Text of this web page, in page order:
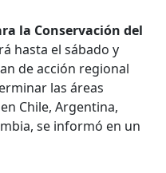
la Conservación del
hasta el sábado y
de acción regional
las áreas
Chile, Argentina,
se informó en un